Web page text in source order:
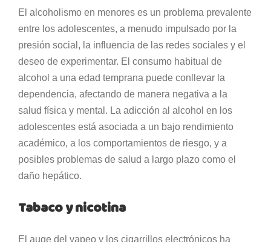
El alcoholismo en menores es un problema prevalente
entre los adolescentes, a menudo impulsado por la
presión social, la influencia de las redes sociales y el
deseo de experimentar. El consumo habitual de
alcohol a una edad temprana puede conllevar la
dependencia, afectando de manera negativa a la
salud física y mental. La adicción al alcohol en los
adolescentes está asociada a un bajo rendimiento
académico, a los comportamientos de riesgo, y a
posibles problemas de salud a largo plazo como el
daño hepático.
Tabaco y nicotina
El auge del vapeo y los cigarrillos electrónicos ha